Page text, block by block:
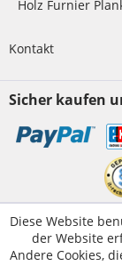
Holz Furnier
Kontakt
Sicher kaufen
Kundenservice
Servicetelefon:
Diese Website
der Website
Andere Cookies,